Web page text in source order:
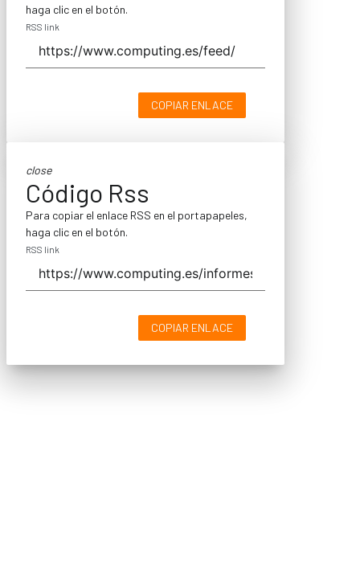
haga clic en el botón.
RSS link
COPIAR ENLACE
close
Código Rss
Para copiar el enlace RSS en el portapapeles,
haga clic en el botón.
RSS link
COPIAR ENLACE